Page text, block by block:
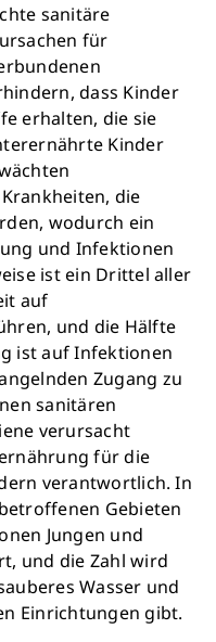
sanitäre
für
dass Kinder
erhalten, die sie
Kinder
die
wodurch ein
und Infektionen
ist ein Drittel aller
auf
und die Hälfte
ist auf Infektionen
Zugang zu
sanitären
verursacht
für die
verantwortlich. In
Gebieten
Jungen und
und die Zahl wird
Wasser und
Einrichtungen gibt.
Großes
25.000 Liter
stellen.
weniger
bessere Zukunft.